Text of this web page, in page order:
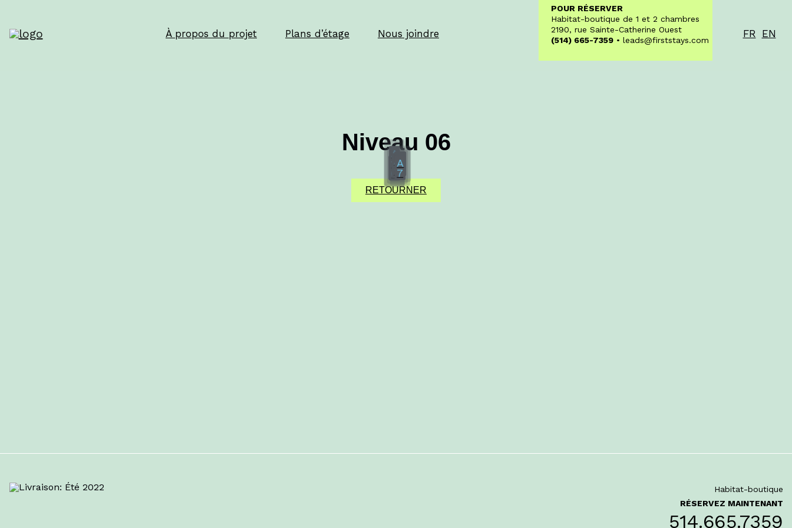
À propos du projet Plans d’étage Nous joindre
POUR RÉSERVER
Habitat-boutique de 1 et 2 chambres
2190, rue Sainte-Catherine Ouest
(514) 665-7359• leads@firststays.com
FR EN
Niveau 06
A
6
A
1
0
A
9
A
8
A
7
RETOURNER
Livraison: Été 2022
Habitat-boutique
RÉSERVEZ MAINTENANT
514.665.7359